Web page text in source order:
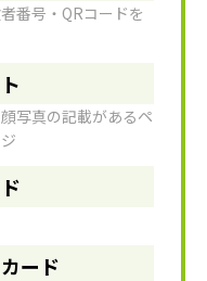
番号・QRコードを
写真の記載があるペ
ード